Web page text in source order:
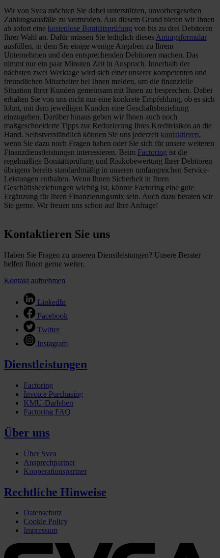
Wir von Svea möchten Sie dabei unterstützen, unvorhergesehen
Zahlungsausfälle zu vermeiden. Aus diesem Grund bieten wir Ihnen
ab sofort eine kostenlose Bonitätsprüfung von bis zu drei Debitoren
Ihrer Wahl an. Dafür müssen Sie lediglich dieses Antragsformular
ausfüllen, in dem Sie einige wenige Angaben zu Ihrem
Unternehmen und den entsprechenden Debitoren machen. Das
nimmt nur ein paar Minuten Zeit in Anspruch. Innerhalb der
nächsten zwei Werktage wird sich einer unserer kompetenten und
freundlichen Mitarbeiter bei Ihnen melden, um die finanzielle
Situation Ihrer Kunden gemeinsam mit Ihnen zu besprechen. Dabei
erhalten Sie von uns nicht nur eine konkrete Empfehlung, ob es sich
lohnt, mit dem jeweiligen Kunden eine Geschäftsbeziehung
einzugehen. Darüber hinaus geben wir Ihnen auch noch
maßgeschneiderte Tipps zur Reduzierung Ihres Kreditrisikos an die
Hand. Selbstverständlich können Sie uns jederzeit kontaktieren,
wenn Sie dazu noch Fragen haben oder Sie sich für unsere weiteren
Finanzdienstleistungen interessieren. Beim Factoring ist die
regelmäßige Bonitätsprüfung und Risikobewertung Ihrer Debitoren
übrigens bereits standardmäßig in unseren umfangreichen Service-
Leistungen enthalten. Wenn Ihnen Sicherheit in Ihren
Geschäftsbeziehungen wichtig ist, könnte Factoring eine gute
Ergänzung für Ihren Finanzierungsmix sein. Auch dazu beraten wir
Sie gerne. Wir freuen uns schon auf Ihre Anfrage!
Kontaktieren Sie uns
Haben Sie Fragen zu unseren Dienstleistungen? Unsere Berater
helfen Ihnen gerne weiter.
Kontakt aufnehmen
LinkedIn
Facebook
Twitter
Instagram
Dienstleistungen
Factoring
Invoice Purchasing
KMU-Darlehen
Factoring FAQ
Über uns
Über Svea
Ansprechpartner
Kooperationspartner
Rechtliche Hinweise
Datenschutz
Cookie Policy
Impressum